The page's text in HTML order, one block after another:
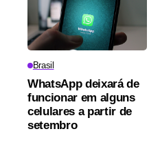
Brasil
WhatsApp deixará de
funcionar em alguns
celulares a partir de
setembro